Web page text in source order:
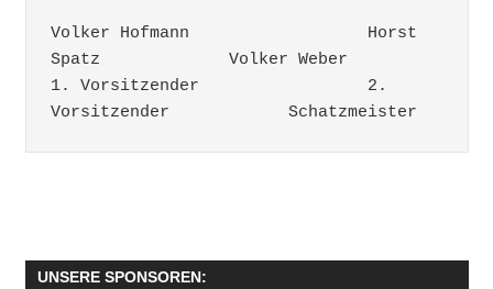
Volker Hofmann                  Horst
Spatz             Volker Weber
1. Vorsitzender         	2.
JHV
UNSERE SPONSOREN: